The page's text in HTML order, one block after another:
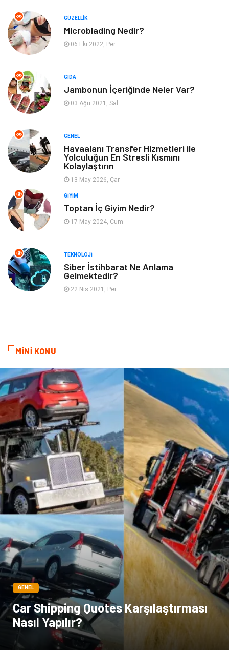
Yeme İçme
Organizasyon
Emlak Spor
Genel Kültür Tatil
İnternet
Gayrimenkul
Astroloji Müzik
Ev İşleri
Sigorta
GÜZELLIK
Microblading Nedir?
06 Eki 2022, Per
GIDA
Jambonun İçeriğinde Neler Var?
03 Ağu 2021, Sal
GENEL
Havaalanı Transfer Hizmetleri ile
Yolculuğun En Stresli Kısmını
Kolaylaştırın
13 May 2026, Çar
GIYIM
Toptan İç Giyim Nedir?
17 May 2024, Cum
TEKNOLOJI
Siber İstihbarat Ne Anlama
Gelmektedir?
22 Nis 2021, Per
MİNİ KONU
GENEL
Car Shipping Quotes Karşılaştırması
Nasıl Yapılır?